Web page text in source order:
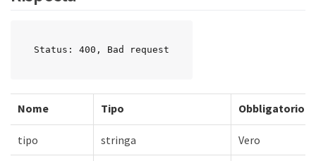
Status: 400, Bad request
Nome Tipo Obbligatorio
tipo stringa Vero